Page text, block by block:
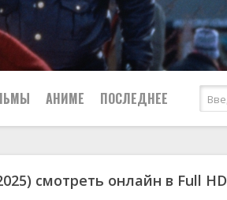
Мелодрамы
АНИМЕ ПОСЛЕДНЕЕ
смотреть онлайн в Full HD